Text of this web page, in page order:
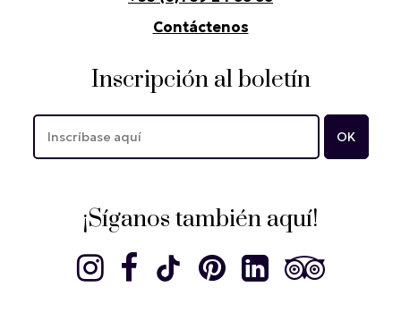
Contáctenos
Inscripción al boletín
¡Síganos también aquí!